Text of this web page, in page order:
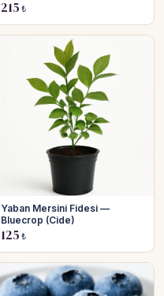
215 ₺
Yaban Mersini Fidesi —
Bluecrop (Cide)
125 ₺